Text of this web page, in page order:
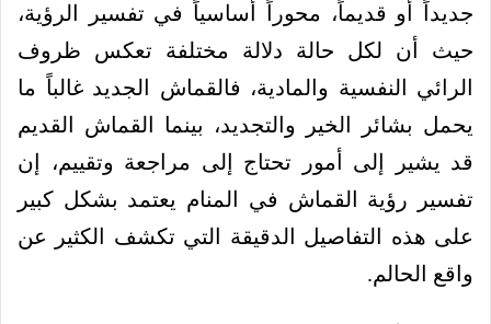
جديداً أو قديماً، محوراً أساسياً في تفسير الرؤية،
حيث أن لكل حالة دلالة مختلفة تعكس ظروف
الرائي النفسية والمادية، فالقماش الجديد غالباً ما
يحمل بشائر الخير والتجديد، بينما القماش القديم
قد يشير إلى أمور تحتاج إلى مراجعة وتقييم، إن
تفسير رؤية القماش في المنام يعتمد بشكل كبير
على هذه التفاصيل الدقيقة التي تكشف الكثير عن
واقع الحالم.